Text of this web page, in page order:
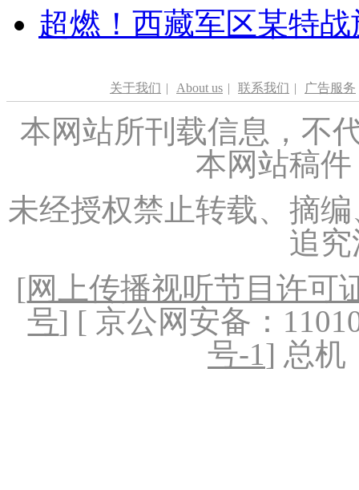
超燃！西藏军区某特
关于我们 | About us | 联系我们 | 广告服务
本网站所刊载信息，不
本网站稿
未经授权禁止转载、摘
追
[网上传播视听节目许可
号] [ 京公网安备：
号-1] 总机